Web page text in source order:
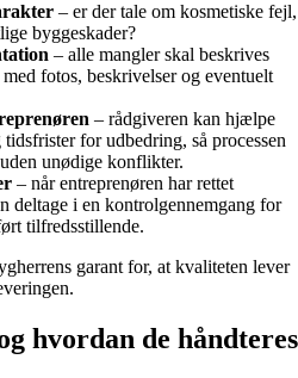
– er der tale om kosmetiske fejl,
byggeskader?
– alle mangler skal beskrives
fotos, beskrivelser og eventuelt
– rådgiveren kan hjælpe
for udbedring, så processen
unødige konflikter.
– når entreprenøren har rettet
deltage i en kontrolgennemgang for
tilfredsstillende.
garant for, at kvaliteten lever
hvordan de håndteres